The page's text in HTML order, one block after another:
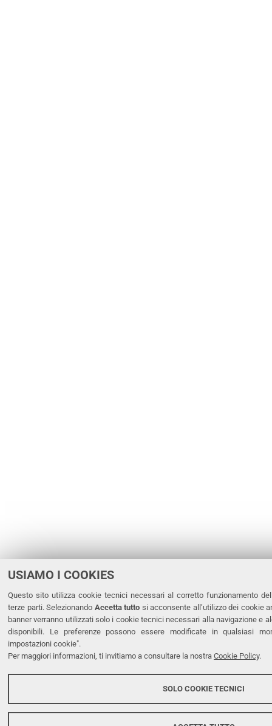
USIAMO I COOKIES
Questo sito utilizza cookie tecnici necessari al corretto funzionamento
terze parti. Selezionando Accetta tutto si acconsente all’utilizzo dei cookie
banner verranno utilizzati solo i cookie tecnici necessari alla navigazione e
disponibili. Le preferenze possono essere modificate in qualsiasi
impostazioni cookie".
Per maggiori informazioni, ti invitiamo a consultare la nostra Cookie Policy.
SOLO COOKIE TECNICI